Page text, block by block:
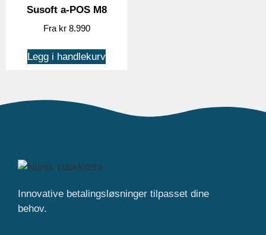
Susoft a-POS M8
kr8.990
Legg i handlekurv
Innovative betalingsløsninger tilpasset dine
behov.